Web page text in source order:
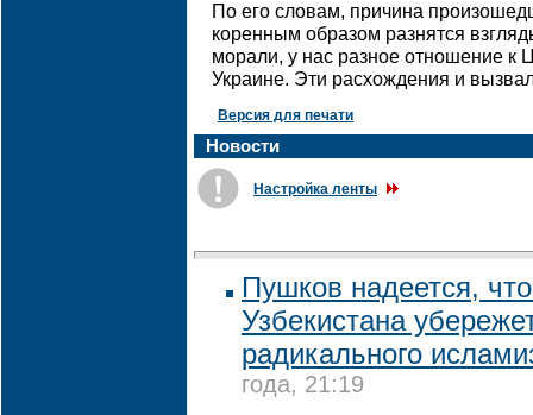
По его словам, причина
коренным образом разнятся
морали, у нас разное отношение к
Украине. Эти расхождения и
Версия для печати
Новости
Настройка ленты
Пушков надеется,
Узбекистана
радикального
года, 21:19